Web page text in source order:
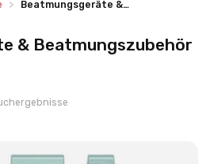
Beatmungsgeräte &…
& Beatmungszubehör